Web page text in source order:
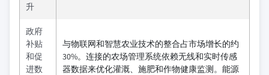
升
政府
补贴
和促
进数
与物联网和智慧农业技术的整合占市场增长的约
30%。连接的农场管理系统依赖无线和实时传感
器数据来优化灌溉、施肥和作物健康监测。能源